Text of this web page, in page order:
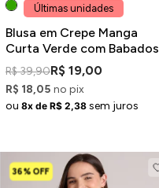
Últimas unidades
Blusa em Crepe Manga
Curta Verde com Babados
R$ 39,90R$ 19,00
R$ 18,05 no pix
ou 8x de R$ 2,38 sem juros
36% OFF